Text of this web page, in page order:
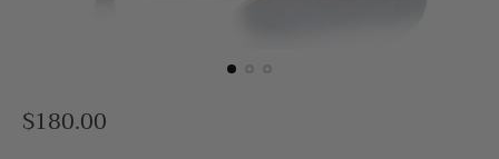
R
$180.00